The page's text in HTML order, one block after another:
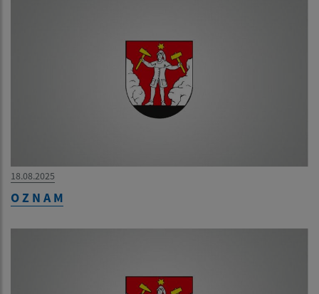
18.08.2025
O Z N A M